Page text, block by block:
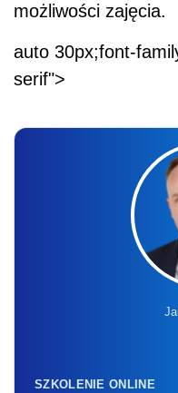
możliwości zajęcia.
auto 30px;font-
serif">
SZKOLENIE ONLINE